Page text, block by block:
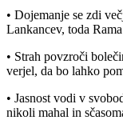
• Dojemanje se zdi
Lankancev, toda
• Strah povzroči
verjel, da bo lahko
• Jasnost vodi v
nikoli mahal in